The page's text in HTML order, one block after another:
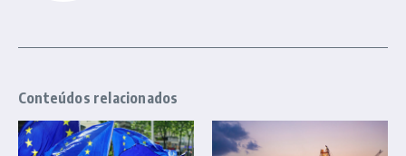
Conteúdos relacionados